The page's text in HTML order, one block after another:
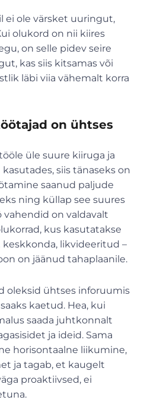
ei ole värsket uuringut,
olukord on nii kiires
on selle pidev seire
kas siis kitsamas või
läbi viia vähemalt korra
on ühtses
üle suure kiiruga ja
siis tänaseks on
saanud paljude
ning küllap see suures
vahendid on valdavalt
kus kasutatakse
likvideeritud –
on jäänud tahaplaanile.
oleksid ühtses inforuumis
kaetud. Hea, kui
saada juhtkonnalt
ja ideid. Sama
horisontaalne liikumine,
ja tagab, et kaugelt
proaktiivsed, ei